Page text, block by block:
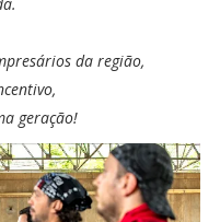
da região,
geração!